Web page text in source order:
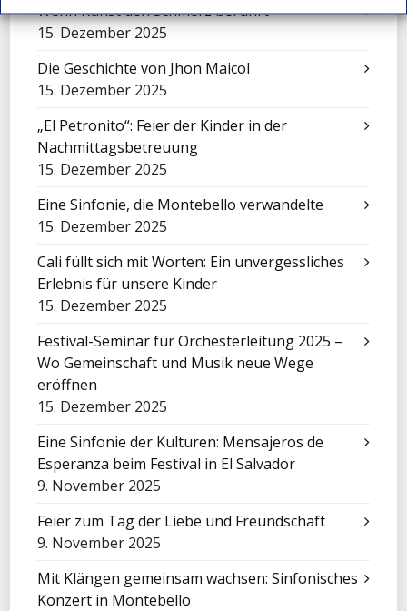
Wenn Kunst den Schmerz berührt
15. Dezember 2025
Die Geschichte von Jhon Maicol
15. Dezember 2025
„El Petronito“: Feier der Kinder in der
Nachmittagsbetreuung
15. Dezember 2025
Eine Sinfonie, die Montebello verwandelte
15. Dezember 2025
Cali füllt sich mit Worten: Ein unvergessliches
Erlebnis für unsere Kinder
15. Dezember 2025
Festival-Seminar für Orchesterleitung 2025 –
Wo Gemeinschaft und Musik neue Wege
eröffnen
15. Dezember 2025
Eine Sinfonie der Kulturen: Mensajeros de
Esperanza beim Festival in El Salvador
9. November 2025
Feier zum Tag der Liebe und Freundschaft
9. November 2025
Mit Klängen gemeinsam wachsen: Sinfonisches
Konzert in Montebello